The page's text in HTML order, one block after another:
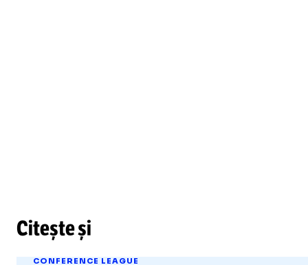
Citește și
CONFERENCE LEAGUE